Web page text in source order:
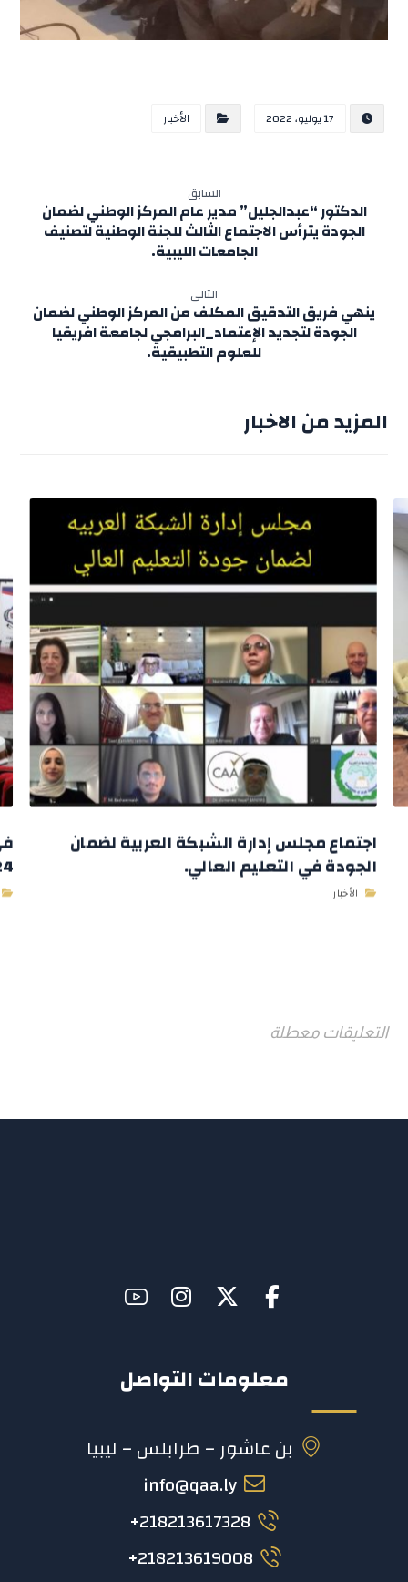
17 يوليو، 2022 الأخبار
السابق
الدكتور “عبدالجليل” مدير عام المركز الوطني لضمان
الجودة يترأس الاجتماع الثالث للجنة الوطنية لتصنيف
الجامعات الليبية.
التالى
ينهي فريق التدقيق المكلف من المركز الوطني لضمان
الجودة لتجديد الإعتماد_البرامجي لجامعة افريقيا
للعلوم التطبيقية.
المزيد من الاخبار
اجتماع مجلس إدارة الشبكة العربية لضمان
الجودة في التعليم العالي.
الأخبار
2024
التعليقات معطلة
معلومات التواصل
بن عاشور – طرابلس – ليبيا
info@qaa.ly
218213617328+
218213619008+